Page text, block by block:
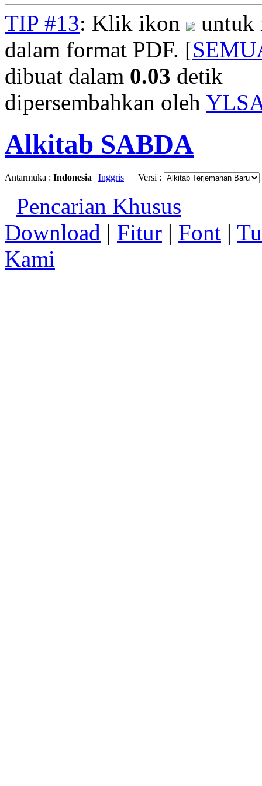
TIP #13: Klik ikon
untuk
dalam format PDF. [
dibuat dalam 0.03 detik
dipersembahkan oleh
Alkitab SABDA
Antarmuka : Indonesia | Inggris Versi :
Pencarian Khusus
Download | Fitur | Font |
Kami